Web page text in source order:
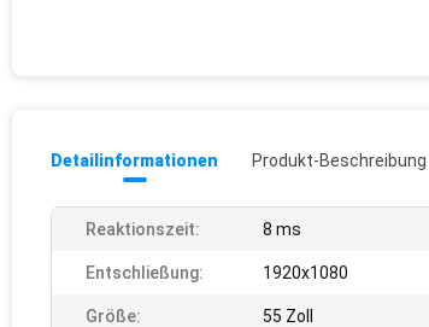
Detailinformationen Produkt-Beschreibung
Reaktionszeit: 8 ms
Entschließung: 1920x1080
Größe: 55 Zoll